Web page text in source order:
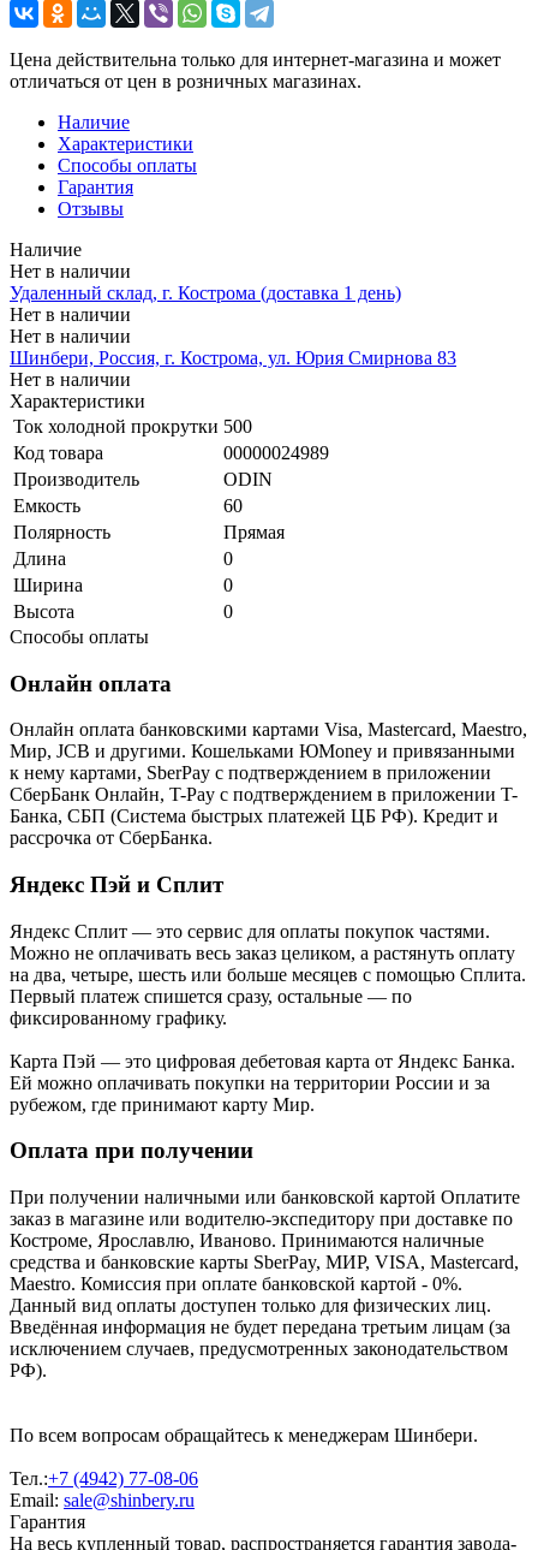
Цена действительна только для интернет-магазина и может
отличаться от цен в розничных магазинах.
Наличие
Характеристики
Способы оплаты
Гарантия
Отзывы
Наличие
Нет в наличии
Удаленный склад, г. Кострома (доставка 1 день)
Нет в наличии
Нет в наличии
Шинбери, Россия, г. Кострома, ул. Юрия Смирнова 83
Нет в наличии
Характеристики
Ток холодной прокрутки 500
Код товара
00000024989
Производитель
ODIN
Емкость
60
Полярность
Прямая
Длина
0
Ширина
0
Высота
0
Способы оплаты
Онлайн оплата
Онлайн оплата банковскими картами Visa, Mastercard, Maestro,
Мир, JCB и другими. Кошельками ЮMoney и привязанными
к нему картами, SberPay с подтверждением в приложении
СберБанк Онлайн, T-Pay с подтверждением в приложении T-
Банка, СБП (Система быстрых платежей ЦБ РФ). Кредит и
рассрочка от СберБанка.
Яндекс Пэй и Сплит
Яндекс Cплит — это сервис для оплаты покупок частями.
Можно не оплачивать весь заказ целиком, а растянуть оплату
на два, четыре, шесть или больше месяцев с помощью Сплита.
Первый платеж спишется сразу, остальные — по
фиксированному графику.
Карта Пэй — это цифровая дебетовая карта от Яндекс Банка.
Ей можно оплачивать покупки на территории России и за
рубежом, где принимают карту Мир.
Оплата при получении
При получении наличными или банковской картой Оплатите
заказ в магазине или водителю-экспедитору при доставке по
Костроме, Ярославлю, Иваново. Принимаются наличные
средства и банковские карты SberPay, МИР, VISA, Mastercard,
Maestro. Комиссия при оплате банковской картой - 0%.
Данный вид оплаты доступен только для физических лиц.
Введённая информация не будет передана третьим лицам (за
исключением случаев, предусмотренных законодательством
РФ).
По всем вопросам обращайтесь к менеджерам Шинбери.
Тел.:+7 (4942) 77-08-06
Email: sale@shinbery.ru
Гарантия
На весь купленный товар, распространяется гарантия завода-